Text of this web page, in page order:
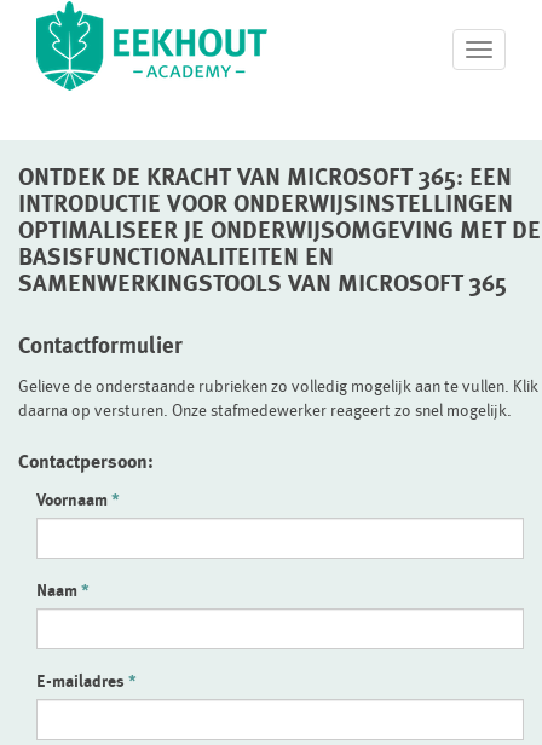
T
o
e
n
a
g
o
n
ONTDEK DE KRACHT VAN MICROSOFT 365: EEN
INTRODUCTIE VOOR ONDERWIJSINSTELLINGEN
OPTIMALISEER JE ONDERWIJSOMGEVING MET DE
BASISFUNCTIONALITEITEN EN
SAMENWERKINGSTOOLS VAN MICROSOFT 365
Contactformulier
Gelieve de onderstaande rubrieken zo volledig mogelijk aan te vullen. Klik
daarna op versturen. Onze stafmedewerker reageert zo snel mogelijk.
Contactpersoon:
Voornaam
Naam
E-mailadres